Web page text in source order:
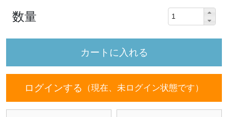
数量
ログインする （現在、未ログイン状態です）